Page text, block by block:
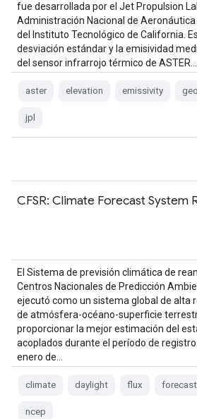
fue desarrollada por el Jet Propulsion
Administración Nacional de Aeronáutica
del Instituto Tecnológico de California.
desviación estándar y la emisividad
del sensor infrarrojo térmico de ASTER…
aster elevation emissivity
jpl
CFSR: Climate Forecast System
El Sistema de previsión climática de
Centros Nacionales de Predicción
ejecutó como un sistema global de alta
de atmósfera-océano-superficie
proporcionar la mejor estimación del
acoplados durante el período de
enero de…
climate daylight flux forecast
ncep